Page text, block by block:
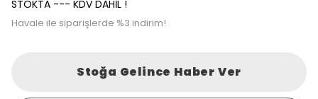
STOKTA --- KDV DAHİL !
Havale ile siparişlerde %3 indirim!
Stoğa Gelince Haber Ver